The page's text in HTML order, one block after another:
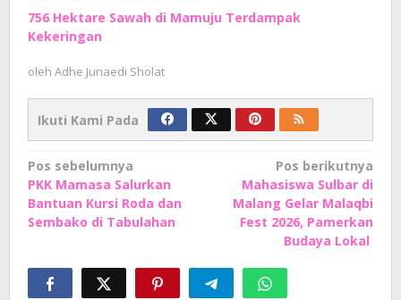
756 Hektare Sawah di Mamuju Terdampak
Kekeringan
oleh Adhe Junaedi Sholat
Ikuti Kami Pada
Navigasi
pos
Pos sebelumnya
PKK Mamasa Salurkan
Bantuan Kursi Roda dan
Sembako di Tabulahan
Pos berikutnya
Mahasiswa Sulbar di
Malang Gelar Malaqbi
Fest 2026, Pamerkan
Budaya Lokal